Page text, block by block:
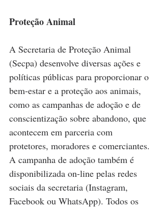
Proteção Animal
A Secretaria de Proteção Animal
(Secpa) desenvolve diversas ações e
políticas públicas para proporcionar o
bem-estar e a proteção aos animais,
como as campanhas de adoção e de
conscientização sobre abandono, que
acontecem em parceria com
protetores, moradores e comerciantes.
A campanha de adoção também é
disponibilizada on-line pelas redes
sociais da secretaria (Instagram,
Facebook ou WhatsApp). Todos os